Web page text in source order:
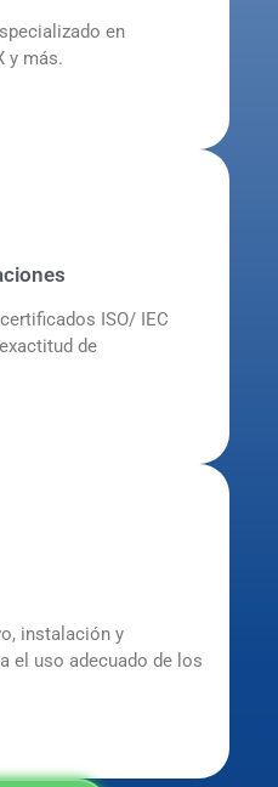
en
y más.
ISO/ IEC
de
instalación y
el uso adecuado de los